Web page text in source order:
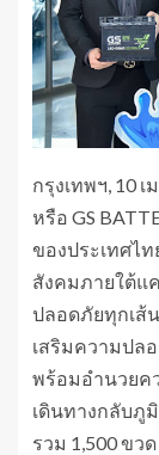
กรุงเทพฯ, 10
หรือ GS
ของประเทศไ
สังคมภายใต้แ
ปลอดภัยทุกเส้
เสริมความปล
พร้อมอำนวยค
เดินทางกลับภู
รวม 1,500 ขว